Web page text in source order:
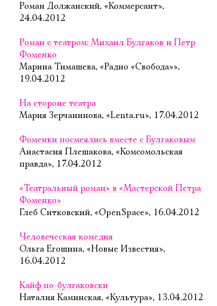
Роман Должанский, «Коммерсант»,
24.04.2012
Роман с театром: Михаил Булгаков и Петр
Фоменко
Марина Тимашева, «Радио «Свобода»»,
19.04.2012
На стороне театра
Мария Зерчанинова, «Lenta.ru», 17.04.2012
Фоменки посмеялись вместе с Булгаковым
Анастасия Плешакова, «Комсомольская
правда», 17.04.2012
«Театральный роман» в «Мастерской Петра
Фоменко»
Глеб Ситковский, «OpenSpace», 16.04.2012
Человеческая комедия
Ольга Егошина, «Новые Известия»,
16.04.2012
Кайф по-булгаковски
Наталия Каминская, «Культура», 13.04.2012